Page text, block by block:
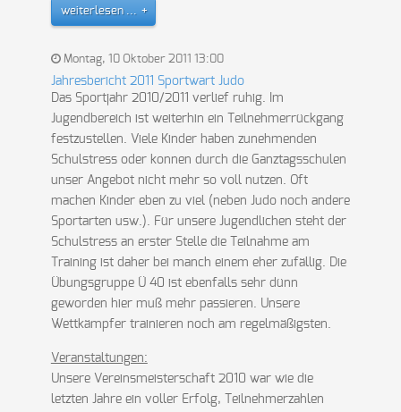
weiterlesen ...
Montag, 10 Oktober 2011 13:00
Jahresbericht 2011 Sportwart Judo
Das Sportjahr 2010/2011 verlief ruhig. Im
Jugendbereich ist weiterhin ein Teilnehmerrückgang
festzustellen. Viele Kinder haben zunehmenden
Schulstress oder konnen durch die Ganztagsschulen
unser Angebot nicht mehr so voll nutzen. Oft
machen Kinder eben zu viel (neben Judo noch andere
Sportarten usw.). Für unsere Jugendlichen steht der
Schulstress an erster Stelle die Teilnahme am
Training ist daher bei manch einem eher zufällig. Die
Übungsgruppe Ü 40 ist ebenfalls sehr dünn
geworden hier muß mehr passieren. Unsere
Wettkämpfer trainieren noch am regelmäßigsten.
Veranstaltungen:
Unsere Vereinsmeisterschaft 2010 war wie die
letzten Jahre ein voller Erfolg, Teilnehmerzahlen